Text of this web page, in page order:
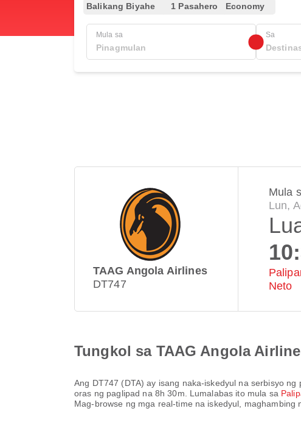
Balikang Biyahe 1 Pasahero Economy
Mula sa Sa
TAAG Angola Airlines
DT747
Mula
Lun,
Neto
Tungkol sa TAAG Angola
Ang DT747 (DTA) ay isang naka-iskedyul na serbisyo
oras ng paglipad na 8h 30m . Lumalabas ito mula sa
Mag-browse ng mga real-time na iskedyul,